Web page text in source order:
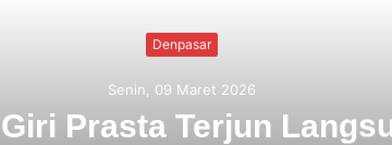
Uncategorized
Jumat, 06 Maret 2026
1.000 Mangrove